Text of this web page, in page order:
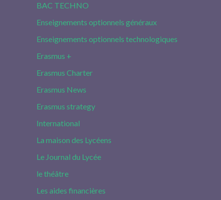
BAC TECHNO
Enseignements optionnels généraux
Enseignements optionnels technologiques
Erasmus +
Erasmus Charter
Erasmus News
Erasmus strategy
International
La maison des Lycéens
Le Journal du Lycée
le théâtre
Les aides financières